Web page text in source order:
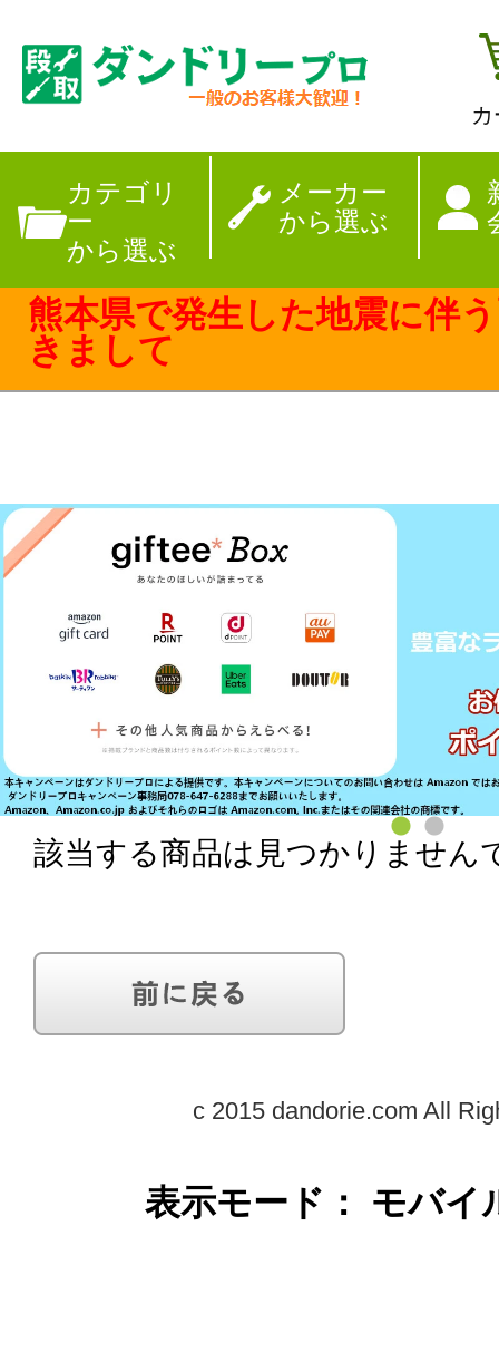
カテゴリ
ー
から選ぶ
メーカー
から選ぶ
【夏季休暇のお
熊本県で発生した地震に伴
きまして
該当する商品は見つかりません
c 2015 dandorie.com All
表示モード： モバ